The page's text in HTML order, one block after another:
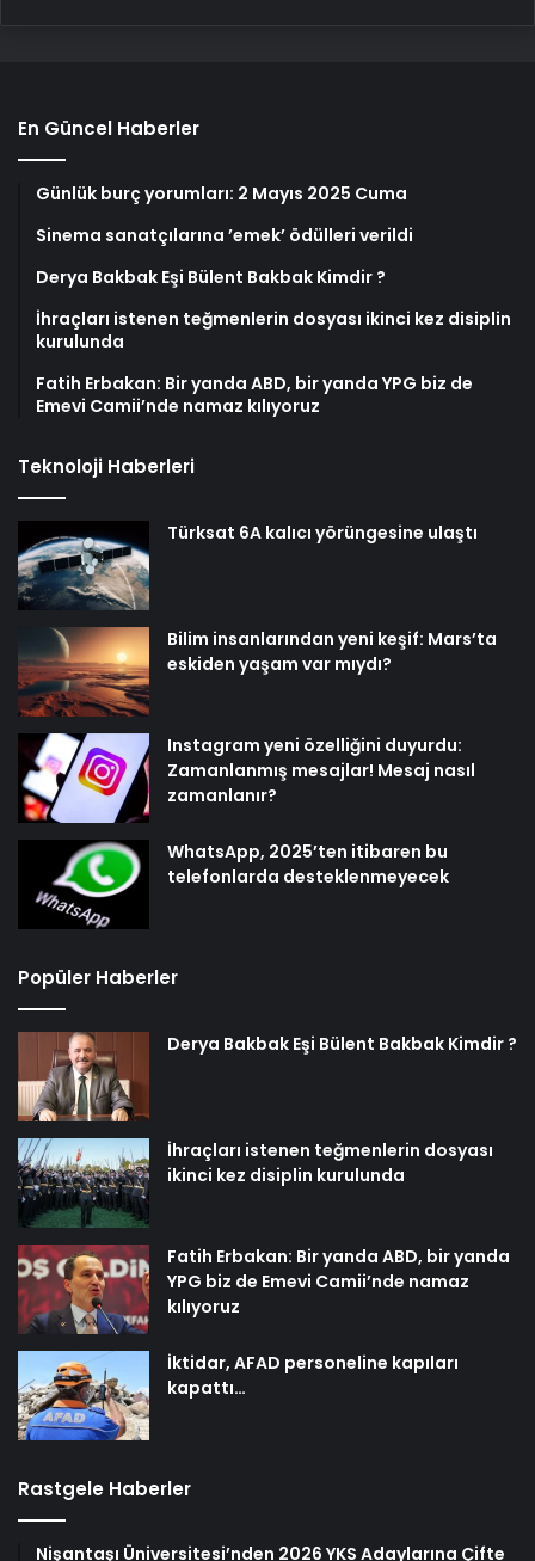
En Güncel Haberler
Günlük burç yorumları: 2 Mayıs 2025 Cuma
Sinema sanatçılarına ’emek’ ödülleri verildi
Derya Bakbak Eşi Bülent Bakbak Kimdir ?
İhraçları istenen teğmenlerin dosyası ikinci kez disiplin
kurulunda
Fatih Erbakan: Bir yanda ABD, bir yanda YPG biz de
Emevi Camii’nde namaz kılıyoruz
Teknoloji Haberleri
Türksat 6A kalıcı yörüngesine ulaştı
Bilim insanlarından yeni keşif: Mars’ta
eskiden yaşam var mıydı?
Instagram yeni özelliğini duyurdu:
Zamanlanmış mesajlar! Mesaj nasıl
zamanlanır?
WhatsApp, 2025’ten itibaren bu
telefonlarda desteklenmeyecek
Popüler Haberler
Derya Bakbak Eşi Bülent Bakbak Kimdir ?
İhraçları istenen teğmenlerin dosyası
ikinci kez disiplin kurulunda
Fatih Erbakan: Bir yanda ABD, bir yanda
YPG biz de Emevi Camii’nde namaz
kılıyoruz
İktidar, AFAD personeline kapıları
kapattı…
Rastgele Haberler
Nişantaşı Üniversitesi’nden 2026 YKS Adaylarına Çifte